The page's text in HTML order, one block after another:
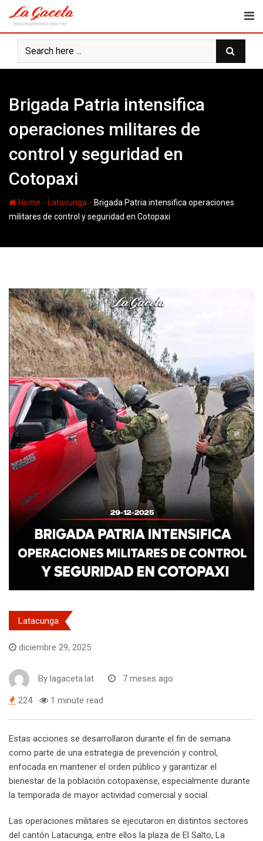
content
Brigada Patria intensifica
operaciones militares de
control y seguridad en
Cotopaxi
Home - Latacunga - Brigada Patria intensifica operaciones
militares de control y seguridad en Cotopaxi
Latacunga
diciembre 29, 2025
By lagaceta.lat 7 meses ago
224 1 minute read
Estas acciones se desarrollaron durante el fin de semana
como parte de una estrategia de prevención y control,
enfocada en mantener el orden público y garantizar el
bienestar de la población cotopaxense, especialmente durante
la temporada de mayor actividad comercial y social.
Las operaciones militares se ejecutaron en distintos sectores
del cantón Latacunga, entre ellos la plaza de El Salto, La